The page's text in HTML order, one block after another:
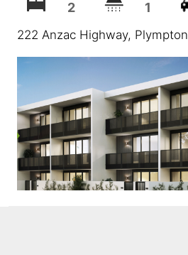
2 1
222 Anzac Highway, Plympton